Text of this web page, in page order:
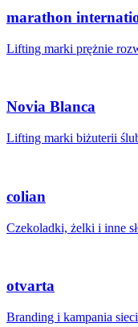
marathon
Lifting marki prężnie
Novia Blanca
Lifting marki biżuterii
colian
Czekoladki, żelki i inne
otvarta
Branding i kampania